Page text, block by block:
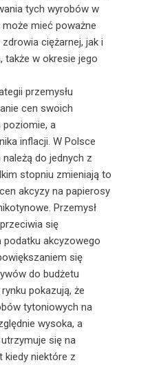
tych wyrobów w
mieć poważne
ciężarnej, jak i
także w okresie jego
przemysłu
cen swoich
poziomie, a
inflacji. W Polsce
do jednych z
stopniu zmieniają to
akcyzy na papierosy
Przemysł
się
akcyzowego
się
do budżetu
pokazują, że
tytoniowych na
wysoka, a
się na
kiedy niektóre z